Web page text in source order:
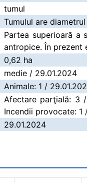
tumul
Tumulul are
Partea superioară a
antropice. În prezent
0,62 ha
medie / 29.01.2024
Animale: 1 /
Afectare parţială: 3
Incendii provocate: 1
29.01.2024